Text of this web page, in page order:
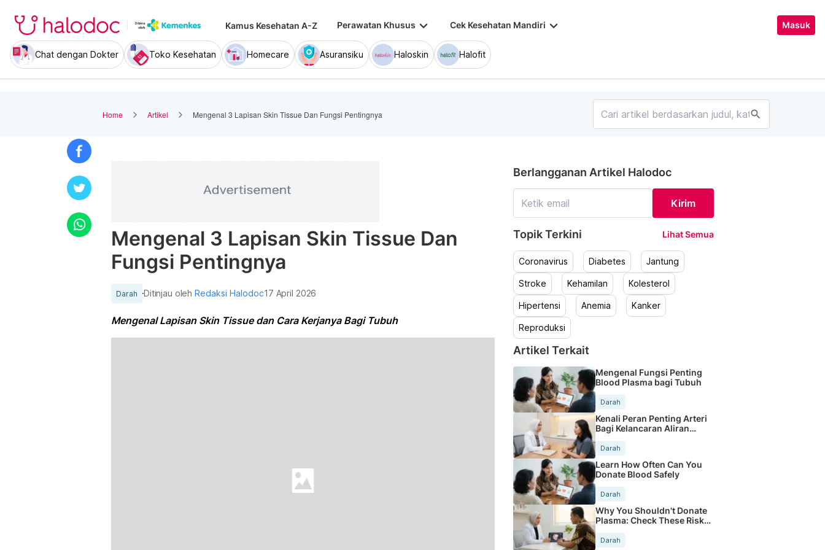
Kamus Kesehatan A-Z Perawatan Khusus keyboard_arrow_down Cek Kesehatan Mandiri keyboard_arrow_down Masuk
Chat dengan Dokter Toko Kesehatan Homecare Asuransiku Haloskin Halofit
Home Artikel Mengenal 3 Lapisan Skin Tissue Dan Fungsi Pentingnya search
Mengenal 3 Lapisan Skin Tissue Dan
Fungsi Pentingnya
Darah Ditinjau olehRedaksi Halodoc17 April 2026
Mengenal Lapisan Skin Tissue dan Cara Kerjanya Bagi Tubuh
Berlangganan Artikel Halodoc
Kirim
Topik Terkini Lihat Semua
Coronavirus Diabetes Jantung
Stroke Kehamilan Kolesterol
Hipertensi Anemia Kanker
Reproduksi
Artikel Terkait
Mengenal Fungsi Penting
Blood Plasma bagi Tubuh
Darah
Kenali Peran Penting Arteri
Bagi Kelancaran Aliran
Darah
Learn How Often Can You
Donate Blood Safely
Darah
Why You Shouldn't Donate
Plasma: Check These Risks
Now
Darah